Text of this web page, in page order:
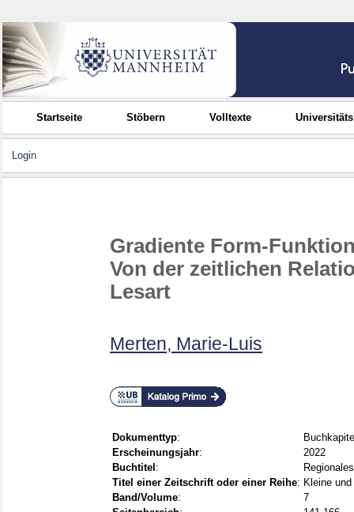
Startseite Stöbern Volltexte
Login
Gradiente Form-
Von der zeitlichen
Lesart
Merten, Marie-Luis
Dokumenttyp:
Erscheinungsjahr:
2022
Buchtitel :
Titel einer Zeitschrift oder einer Reihe: Kleine
Band/Volume:
7